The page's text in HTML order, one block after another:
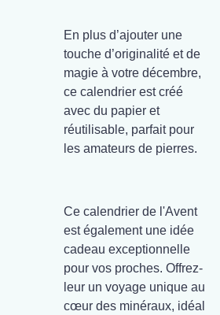
En plus d’ajouter une
touche d’originalité et de
magie à votre décembre,
ce calendrier est créé
avec du papier et
réutilisable, parfait pour
les amateurs de pierres.
Ce calendrier de l'Avent
est également une idée
cadeau exceptionnelle
pour vos proches. Offrez-
leur un voyage unique au
cœur des minéraux, idéal